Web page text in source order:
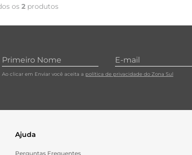
os2 produtos
Ao clicar em Enviar você aceita a política de privacidade do Zona Sul
Ajuda
Perguntas Frequentes